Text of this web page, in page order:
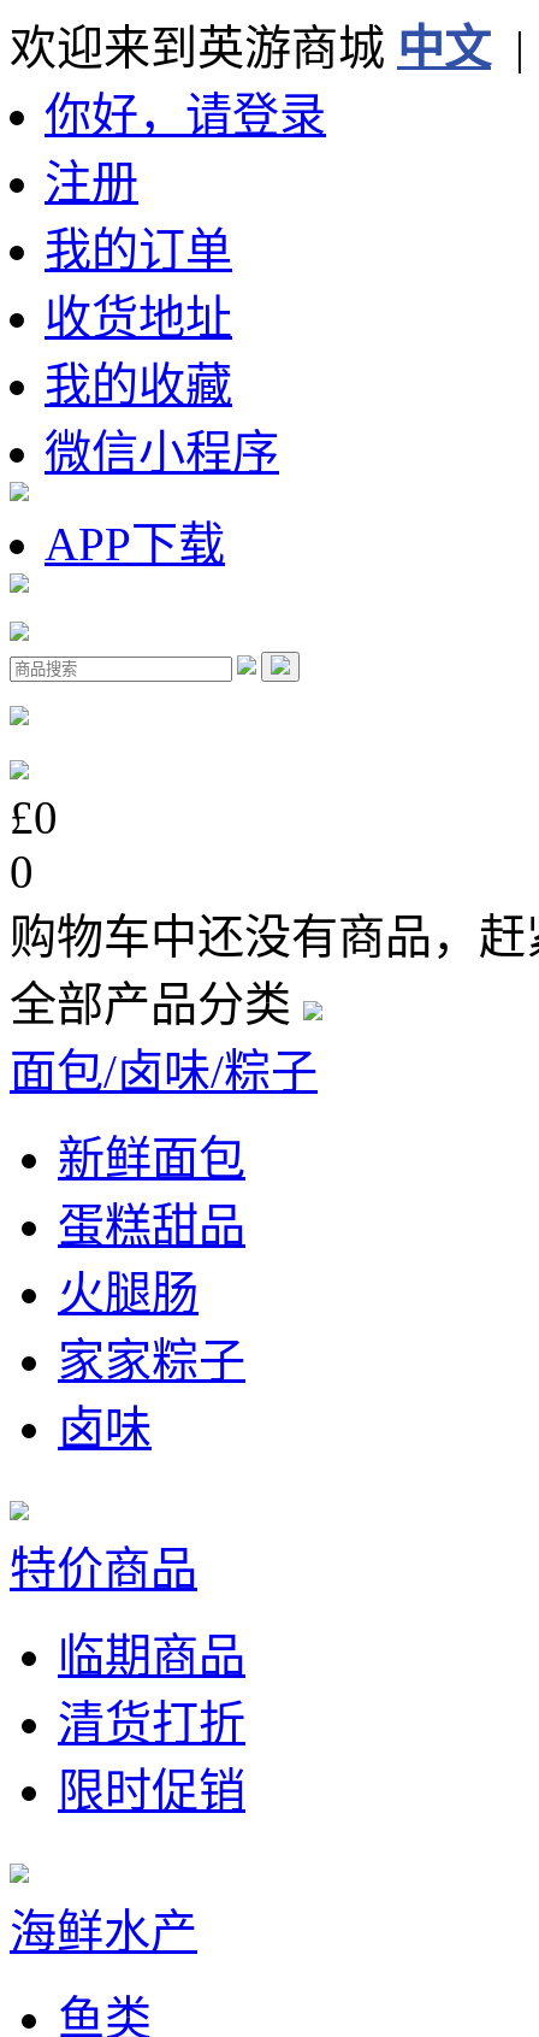
欢迎来到英游商城 中文
你好，请登录
注册
我的订单
收货地址
我的收藏
微信小程序
APP下载
£0
0
购物车中还没有商品，
全部产品分类
面包/卤味/粽子
新鲜面包
蛋糕甜品
火腿肠
家家粽子
卤味
特价商品
临期商品
清货打折
限时促销
海鲜水产
鱼类